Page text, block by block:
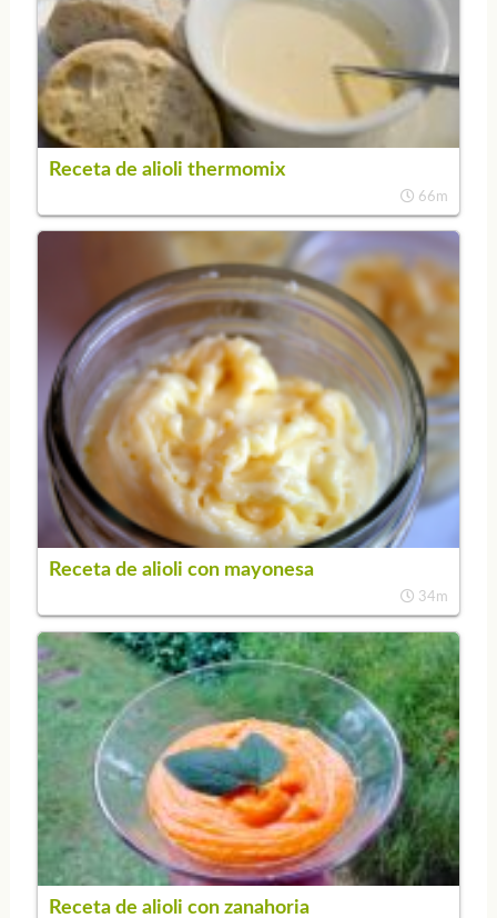
Receta de alioli thermomix
66m
Receta de alioli con mayonesa
34m
Receta de alioli con zanahoria